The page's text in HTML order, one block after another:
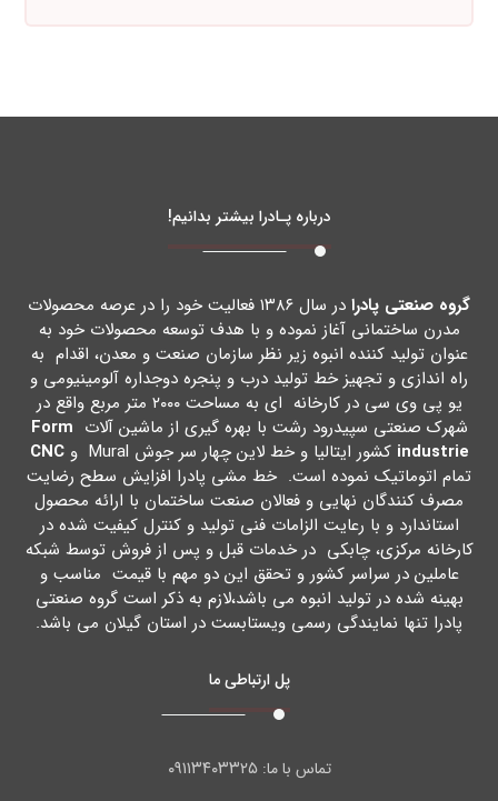
درباره پـادرا بیشتر بدانیم!
گروه صنعتی پادرا
در سال ۱۳۸۶ فعالیت خود را در عرصه محصولات
مدرن ساختمانی آغاز نموده و با هدف توسعه محصولات خود به
عنوان تولید کننده انبوه زیر نظر سازمان صنعت و معدن، اقدام به
راه اندازي و تجهیز خط تولید درب و پنجره دوجداره آلومینیومی و
یو پی وي سی در کارخانه اي به مساحت ۲۰۰۰ متر مربع واقع در
شهرك صنعتی سپیدرود رشت با بهره گیري از ماشین آلات Form
industrie کشور ایتالیا و خط لاین چهار سر جوش Mural و
CNC
تمام اتوماتیک نموده است. خط مشی پادرا افزایش سطح رضایت
مصرف کنندگان نهایی و فعالان صنعت ساختمان با ارائه محصول
استاندارد و با رعایت الزامات فنی تولید و کنترل کیفیت شده در
کارخانه مرکزي، چابکی در خدمات قبل و پس از فروش توسط شبکه
عاملین در سراسر کشور و تحقق این دو مهم با قیمت مناسب و
بهینه شده در تولید انبوه می باشد،لازم به ذکر است گروه صنعتی
پادرا تنها نمایندگی رسمی ویستابست در استان گیلان می باشد.
پل ارتباطی ما
تماس با ما:۰۹۱۱۳۴۰۳۳۲۵